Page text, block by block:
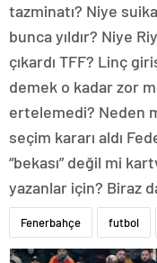
tazminatı? Niye
bunca yıldır? Niye
çıkardı TFF? Linç
demek o kadar zor
ertelemedi? Neden
seçim kararı aldı
“bekası” değil mi
yazanlar için? Biraz
Fenerbahçe futbol